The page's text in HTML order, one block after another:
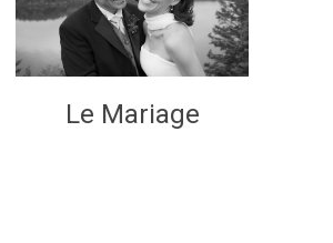
Le Mariage